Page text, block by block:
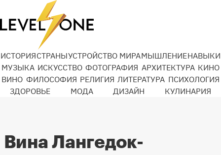
ИСТОРИЯСТРАНЫУСТРОЙСТВО МИРАМЫШЛЕНИЕНАВЫКИ
МУЗЫКА ИСКУССТВО ФОТОГРАФИЯ АРХИТЕКТУРА КИНО
ВИНО ФИЛОСОФИЯ РЕЛИГИЯ ЛИТЕРАТУРА ПСИХОЛОГИЯ
ЗДОРОВЬЕ
МОДА ДИЗАЙН КУЛИНАРИЯ
Вина Лангедок-